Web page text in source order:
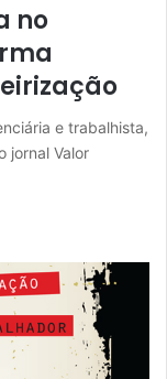
no
e trabalhista,
jornal Valor